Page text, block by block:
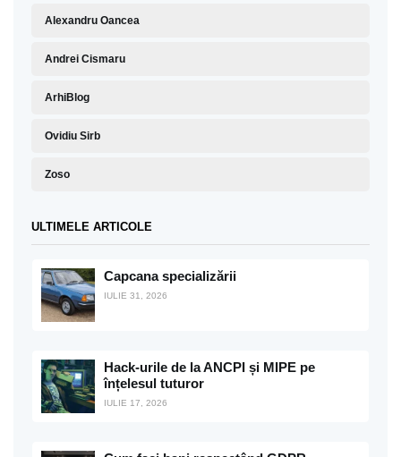
Alexandru Oancea
Andrei Cismaru
ArhiBlog
Ovidiu Sirb
Zoso
ULTIMELE ARTICOLE
Capcana specializării
IULIE 31, 2026
Hack-urile de la ANCPI și MIPE pe
înțelesul tuturor
IULIE 17, 2026